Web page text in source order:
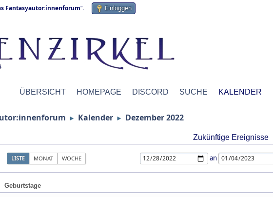
Fantasyautor:innenforum“. Einloggen
ÜBERSICHT HOMEPAGE DISCORD SUCHE KALENDER
► Kalender ► Dezember 2022
Zukünftige Ereignisse
LISTE MONAT WOCHE an
Geburtstage